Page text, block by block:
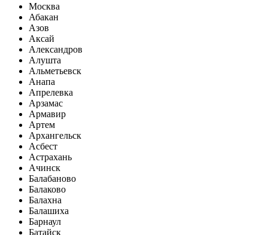
Москва
Абакан
Азов
Аксай
Александров
Алушта
Альметьевск
Анапа
Апрелевка
Арзамас
Армавир
Артем
Архангельск
Асбест
Астрахань
Ачинск
Балабаново
Балаково
Балахна
Балашиха
Барнаул
Батайск